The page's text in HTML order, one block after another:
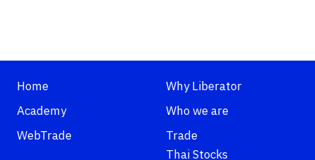
Home
Academy
WebTrade
Why Liberator
Who we are
Trade
Thai Stocks